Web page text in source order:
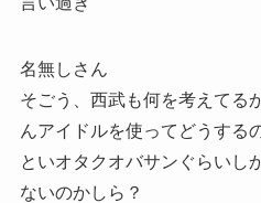
名無しさん
そごう、西武も何を考えてる
んアイドルを使ってどうする
といオタクオバサンぐらいし
ないのかしら？